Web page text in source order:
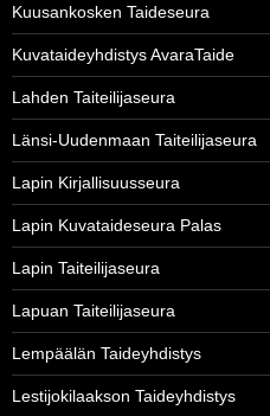
Kuusankosken Taideseura
Kuvataideyhdistys AvaraTaide
Lahden Taiteilijaseura
Länsi-Uudenmaan Taiteilijaseura
Lapin Kirjallisuusseura
Lapin Kuvataideseura Palas
Lapin Taiteilijaseura
Lapuan Taiteilijaseura
Lempäälän Taideyhdistys
Lestijokilaakson Taideyhdistys